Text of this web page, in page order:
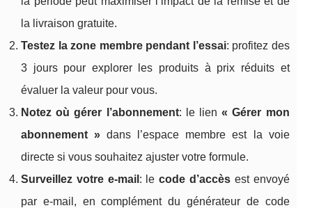
la livraison gratuite.
Testez la zone membre pendant l’essai: profitez des
3 jours pour explorer les produits à prix réduits et
évaluer la valeur pour vous.
Notez où gérer l’abonnement: le lien« Gérer mon
abonnement » dans l’espace membre est la voie
directe si vous souhaitez ajuster votre formule.
Surveillez votre e-mail : lecode d’accès est envoyé
par e-mail, en complément du générateur de code